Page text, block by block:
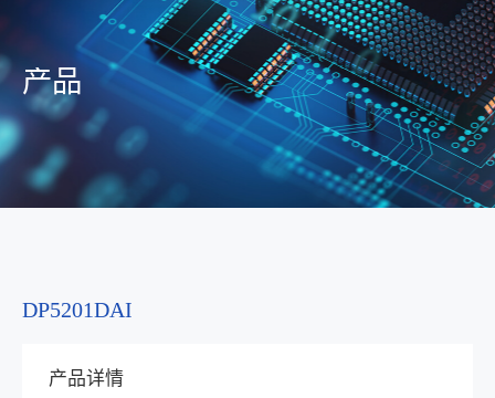
产品
DP5201DAI
产品详情